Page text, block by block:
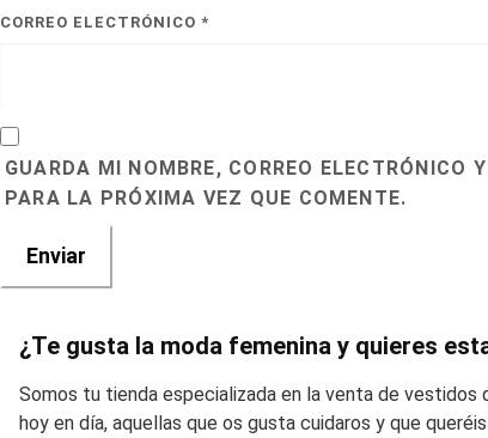
CORREO ELECTRÓNICO *
GUARDA MI NOMBRE, CORREO ELECTRÓNICO
PARA LA PRÓXIMA VEZ QUE COMENTE.
¿Te gusta la moda femenina y quieres
Somos tu tienda especializada en la venta de
hoy en día, aquellas que os gusta cuidaros y que